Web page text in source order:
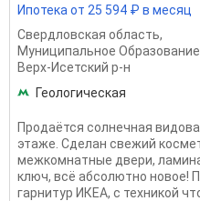
Ипотека от 25 594 ₽ в месяц
Свердловская область,
Муниципальное
Верх-Исетский р-н
Геологическая
Продаётся солнечная
этаже. Сделан свежий
межкомнатные двери,
ключ, всё абсолютно новое!
гарнитур ИКЕА, с техникой